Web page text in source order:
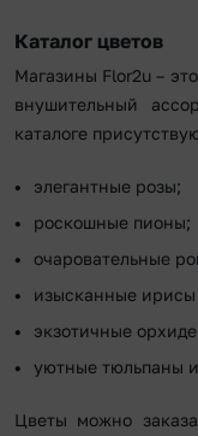
Каталог цветов
Магазины Flor2u –
внушительный
каталоге
элегантные розы;
роскошные пионы;
очаровательные
изысканные
экзотичные
уютные тюльпаны
Цветы можно